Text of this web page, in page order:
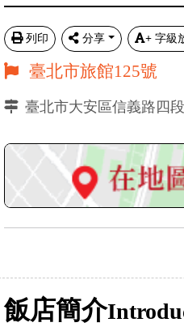
列印 分享 + 字級
臺北市旅館125號
臺北市大安區信義路四
飯店簡介